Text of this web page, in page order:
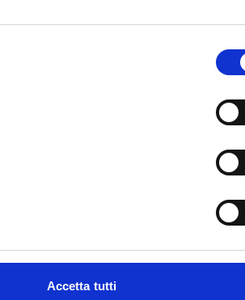
Accetta tutti
nutrizione
impianti